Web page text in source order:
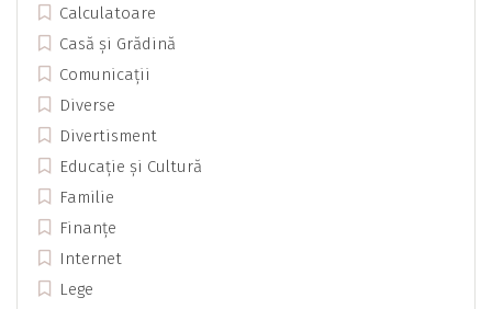
Calculatoare
Casă și Grădină
Comunicații
Diverse
Divertisment
Educație și Cultură
Familie
Finanțe
Internet
Lege